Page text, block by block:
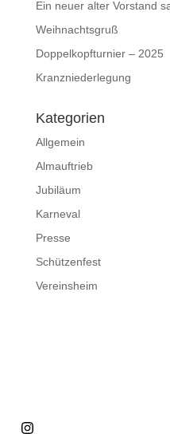
Ein neuer alter Vorstand
Weihnachtsgruß
Doppelkopfturnier – 2025
Kranzniederlegung
Kategorien
Allgemein
Almauftrieb
Jubiläum
Karneval
Presse
Schützenfest
Vereinsheim